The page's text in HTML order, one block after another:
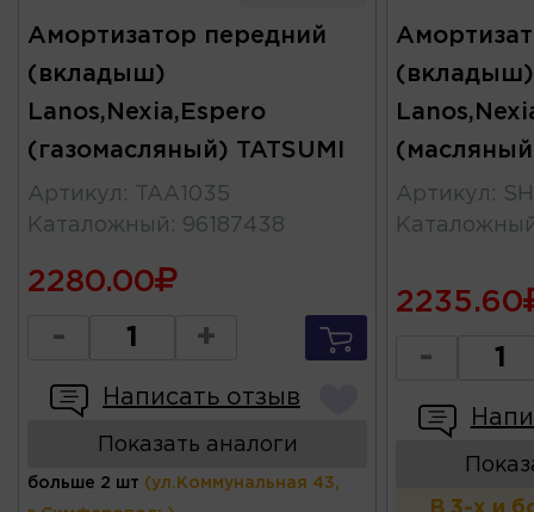
Амортизатор передний
(вкладыш)
Lanos,Nexia,Espero
(газомасляный) TATSUMI
Артикул :
TAA1035
Каталожный : 96187438
2280.00
- +
Написать отзыв
Показать аналоги
больше 2 шт (ул.Коммунальная 43,
(вкладыш)
Артикул :
2235.60
-